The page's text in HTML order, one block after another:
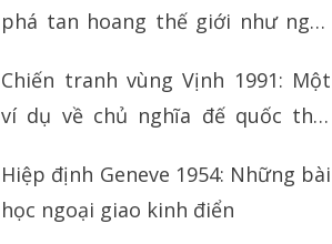
phá tan hoang thế giới như ngày
Chiến tranh vùng Vịnh 1991: Một
ví dụ về chủ nghĩa đế quốc thời
Hiệp định Geneve 1954: Những bài
học ngoại giao kinh điển